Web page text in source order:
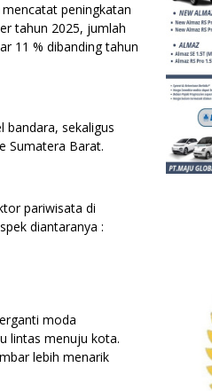
peningkatan
tahun 2025, jumlah
11 % dibanding tahun
sekaligus
Sumatera Barat.
pariwisata di
diantaranya :
moda
lintas menuju kota.
lebih menarik